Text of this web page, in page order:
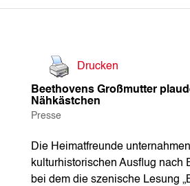
Drucken
Beethovens Großmutter
Nähkästchen
Presse
Die Heimatfreunde
kulturhistorischen Ausflug nach
bei dem die szenische Lesung